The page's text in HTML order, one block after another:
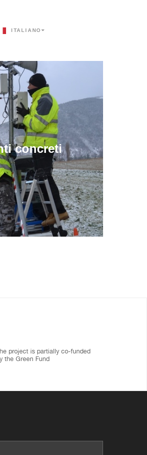
ITALIANO
concreti
project is partially co-funded
the Green Fund